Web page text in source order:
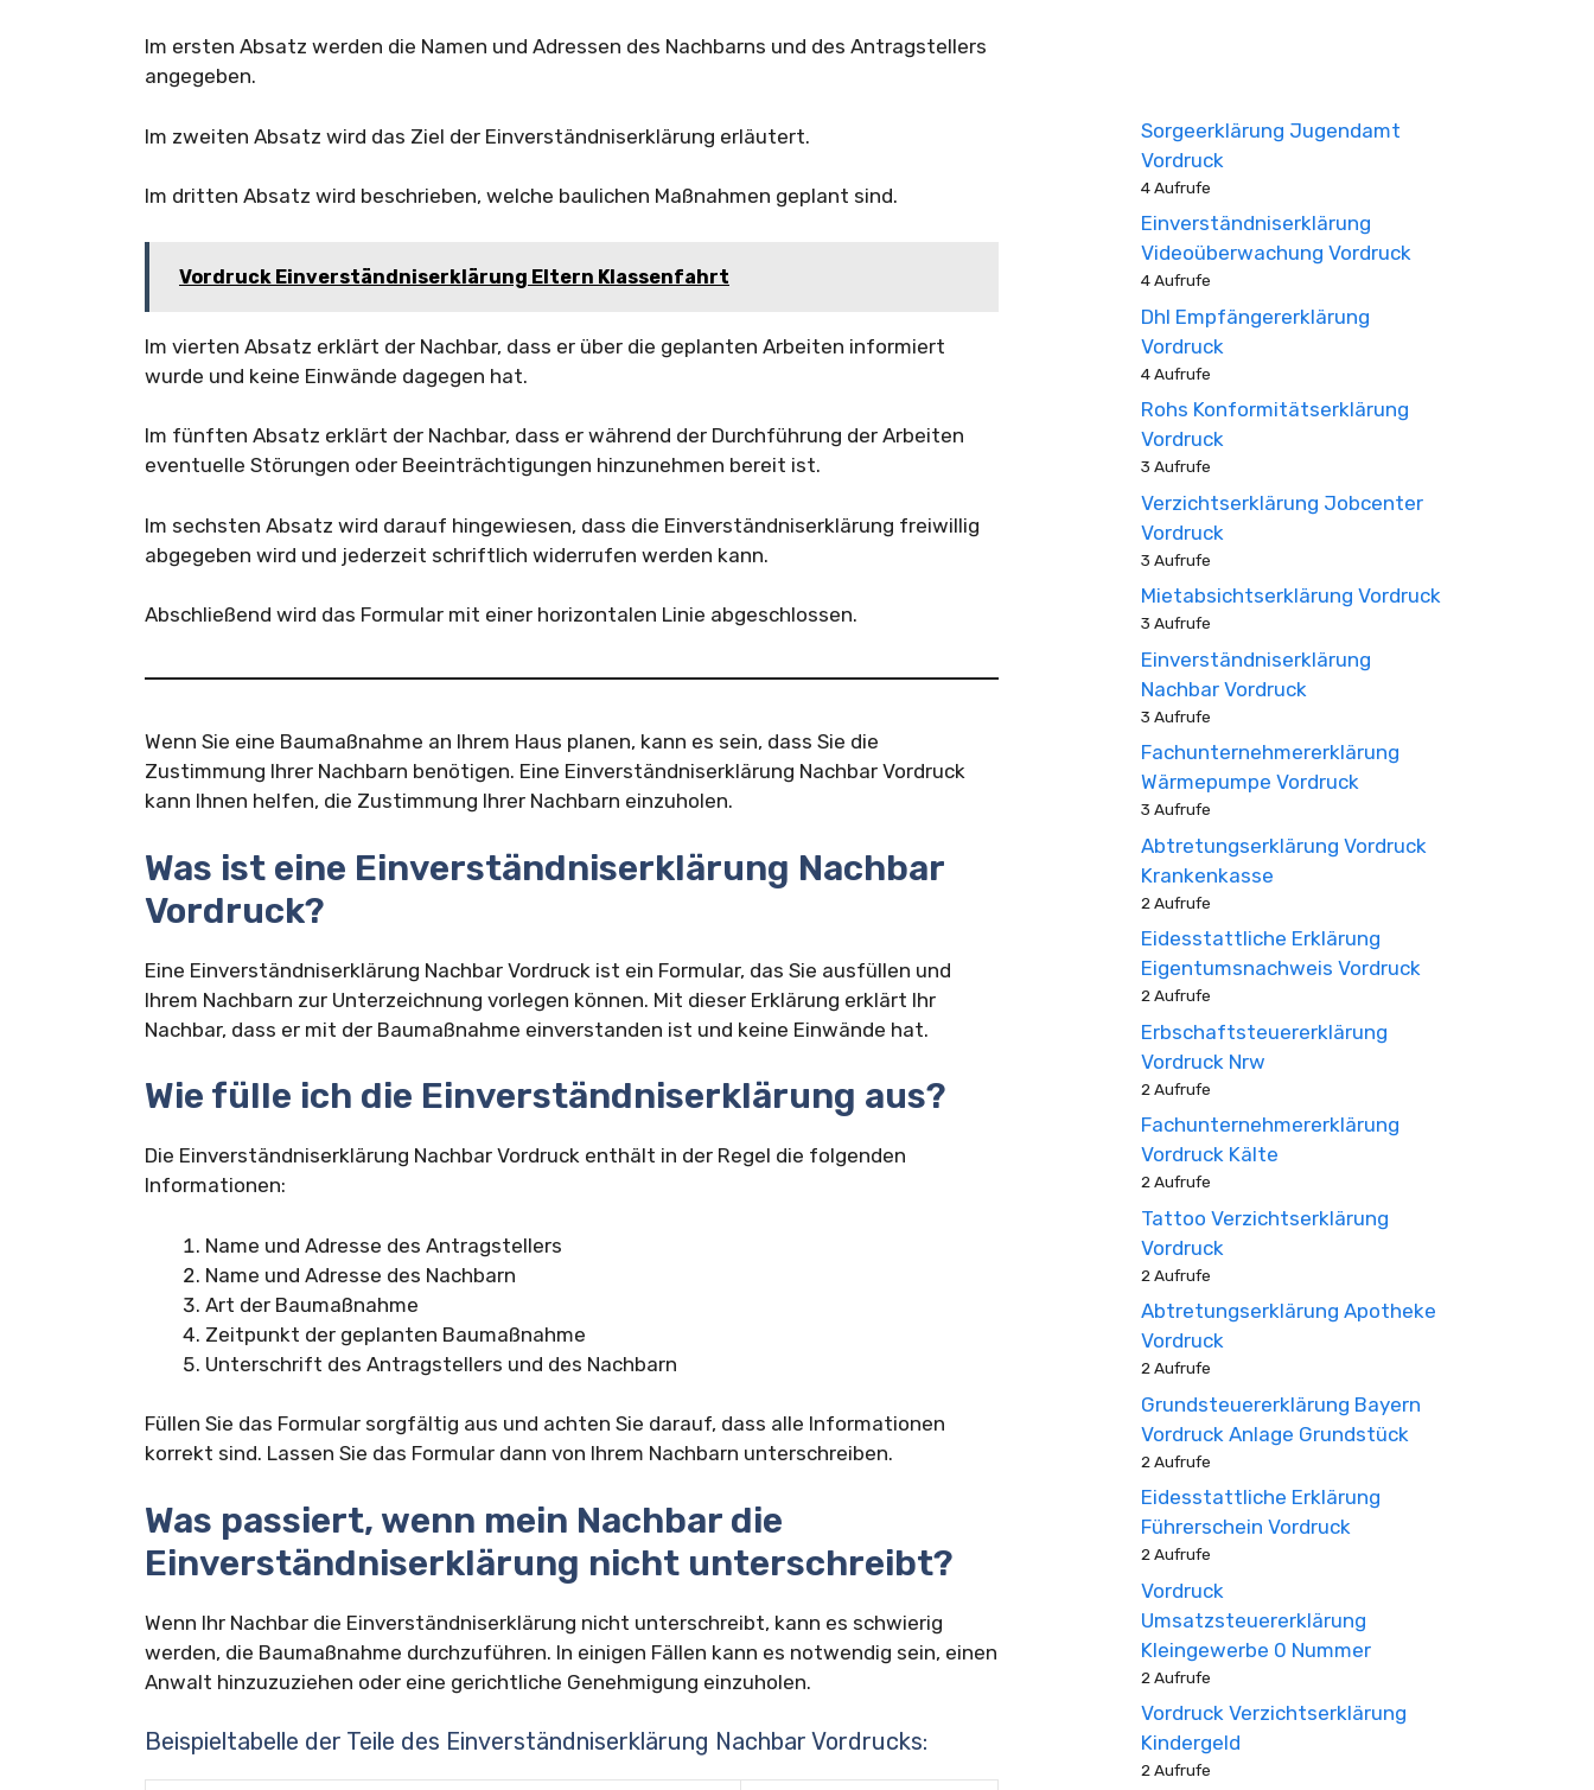
Im ersten Absatz werden die Namen und Adressen des Nachbarns und des Antragstellers
angegeben.
Im zweiten Absatz wird das Ziel der Einverständniserklärung erläutert.
Im dritten Absatz wird beschrieben, welche baulichen Maßnahmen geplant sind.
Vordruck Einverständniserklärung Eltern Klassenfahrt
Im vierten Absatz erklärt der Nachbar, dass er über die geplanten Arbeiten informiert
wurde und keine Einwände dagegen hat.
Im fünften Absatz erklärt der Nachbar, dass er während der Durchführung der Arbeiten
eventuelle Störungen oder Beeinträchtigungen hinzunehmen bereit ist.
Im sechsten Absatz wird darauf hingewiesen, dass die Einverständniserklärung freiwillig
abgegeben wird und jederzeit schriftlich widerrufen werden kann.
Abschließend wird das Formular mit einer horizontalen Linie abgeschlossen.
Wenn Sie eine Baumaßnahme an Ihrem Haus planen, kann es sein, dass Sie die
Zustimmung Ihrer Nachbarn benötigen. Eine Einverständniserklärung Nachbar Vordruck
kann Ihnen helfen, die Zustimmung Ihrer Nachbarn einzuholen.
Was ist eine Einverständniserklärung Nachbar
Vordruck?
Eine Einverständniserklärung Nachbar Vordruck ist ein Formular, das Sie ausfüllen und
Ihrem Nachbarn zur Unterzeichnung vorlegen können. Mit dieser Erklärung erklärt Ihr
Nachbar, dass er mit der Baumaßnahme einverstanden ist und keine Einwände hat.
Wie fülle ich die Einverständniserklärung aus?
Die Einverständniserklärung Nachbar Vordruck enthält in der Regel die folgenden
Informationen:
Name und Adresse des Antragstellers
Name und Adresse des Nachbarn
Art der Baumaßnahme
Zeitpunkt der geplanten Baumaßnahme
Unterschrift des Antragstellers und des Nachbarn
Füllen Sie das Formular sorgfältig aus und achten Sie darauf, dass alle Informationen
korrekt sind. Lassen Sie das Formular dann von Ihrem Nachbarn unterschreiben.
Was passiert, wenn mein Nachbar die
Einverständniserklärung nicht unterschreibt?
Wenn Ihr Nachbar die Einverständniserklärung nicht unterschreibt, kann es schwierig
werden, die Baumaßnahme durchzuführen. In einigen Fällen kann es notwendig sein, einen
Anwalt hinzuzuziehen oder eine gerichtliche Genehmigung einzuholen.
Beispieltabelle der Teile des Einverständniserklärung Nachbar Vordrucks:
Sorgeerklärung Jugendamt
Vordruck
4 Aufrufe
Einverständniserklärung
Videoüberwachung Vordruck
4 Aufrufe
Dhl Empfängererklärung
Vordruck
4 Aufrufe
Rohs Konformitätserklärung
Vordruck
3 Aufrufe
Verzichtserklärung Jobcenter
Vordruck
3 Aufrufe
Mietabsichtserklärung Vordruck
3 Aufrufe
Einverständniserklärung
Nachbar Vordruck
3 Aufrufe
Fachunternehmererklärung
Wärmepumpe Vordruck
3 Aufrufe
Abtretungserklärung Vordruck
Krankenkasse
2 Aufrufe
Eidesstattliche Erklärung
Eigentumsnachweis Vordruck
2 Aufrufe
Erbschaftsteuererklärung
Vordruck Nrw
2 Aufrufe
Fachunternehmererklärung
Vordruck Kälte
2 Aufrufe
Tattoo Verzichtserklärung
Vordruck
2 Aufrufe
Abtretungserklärung Apotheke
Vordruck
2 Aufrufe
Grundsteuererklärung Bayern
Vordruck Anlage Grundstück
2 Aufrufe
Eidesstattliche Erklärung
Führerschein Vordruck
2 Aufrufe
Vordruck
Umsatzsteuererklärung
Kleingewerbe 0 Nummer
2 Aufrufe
Vordruck Verzichtserklärung
Kindergeld
2 Aufrufe